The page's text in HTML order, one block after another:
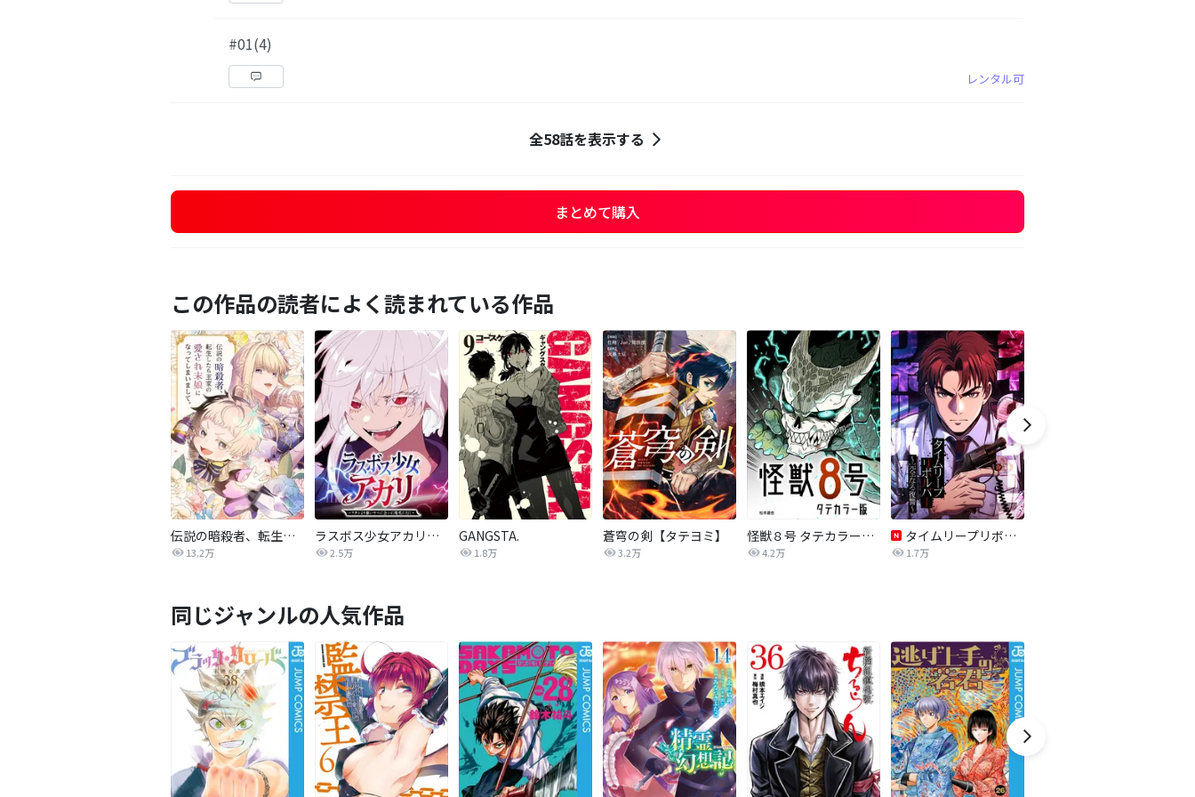
#01(4)
レンタル可
全58話を表示する
まとめて購入
この作品の読者によく読まれている作品
伝説の暗殺者、転生したら王家の愛され末娘になってしまいまして。【タテヨミ】
13.2万
ラスボス少女アカリ～ワタシより強いやつに会いに現代に行く～【タテヨミ】
2.5万
GANGSTA.
1.8万
蒼穹の剣【タテヨミ】
3.2万
怪獣８号 タテカラー版【タテヨミ】
4.2万
タイムリープリボルバー～完全なる復讐～【タテヨミ】
1.7万
同じジャンルの人気作品